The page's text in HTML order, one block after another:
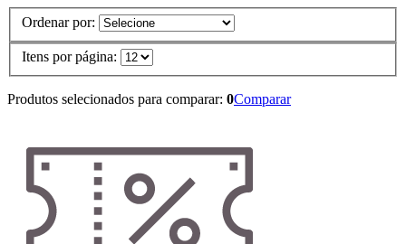
Ordenar por:
Itens por página:
Produtos selecionados para comparar: 0Comparar